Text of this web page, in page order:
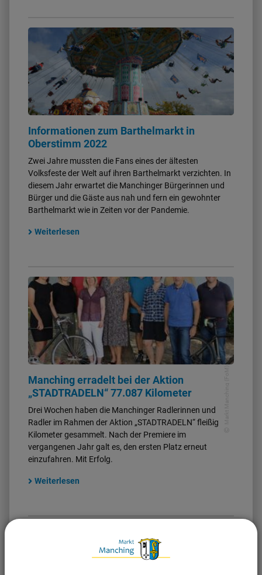
Informationen zum Barthelmarkt in
Oberstimm 2022
Zwei Jahre mussten die Fans eines der ältesten
Volksfeste der Welt auf ihren Barthelmarkt verzichten. In
diesem Jahr erwartet die Manchinger Bürgerinnen und
Bürger und die Gäste aus nah und fern ein gewohnter
Barthelmarkt wie in Zeiten vor der Pandemie.
Weiterlesen
Manching erradelt bei der Aktion
„STADTRADELN“ 77.087 Kilometer
Drei Wochen haben die Manchinger Radlerinnen und
Radler im Rahmen der Aktion „STADTRADELN“ fleißig
Kilometer gesammelt. Nach der Premiere im
vergangenen Jahr galt es, den ersten Platz erneut
einzufahren. Mit Erfolg.
Weiterlesen